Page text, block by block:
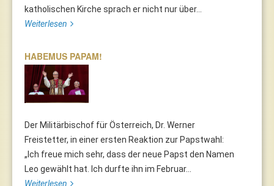
katholischen Kirche sprach er nicht nur über...
Weiterlesen
HABEMUS PAPAM!
Der Militärbischof für Österreich, Dr. Werner
Freistetter, in einer ersten Reaktion zur Papstwahl:
„Ich freue mich sehr, dass der neue Papst den Namen
Leo gewählt hat. Ich durfte ihn im Februar...
Weiterlesen